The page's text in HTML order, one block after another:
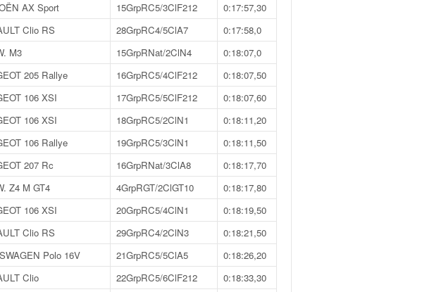
AX Sport 15GrpRC5/3ClF212
0:17:57,30
Clio RS 28GrpRC4/5ClA7
0:17:58,0
M3 15GrpRNat/2ClN4
0:18:07,0
205 Rallye 16GrpRC5/4ClF212
0:18:07,50
106 XSI 17GrpRC5/5ClF212
0:18:07,60
106 XSI 18GrpRC5/2ClN1
0:18:11,20
106 Rallye 19GrpRC5/3ClN1
0:18:11,50
207 Rc 16GrpRNat/3ClA8
0:18:17,70
Z4 M GT4 4GrpRGT/2ClGT10
0:18:17,80
106 XSI 20GrpRC5/4ClN1
0:18:19,50
Clio RS 29GrpRC4/2ClN3
0:18:21,50
Polo 16V 21GrpRC5/5ClA5
0:18:26,20
Clio 22GrpRC5/6ClF212
0:18:33,30